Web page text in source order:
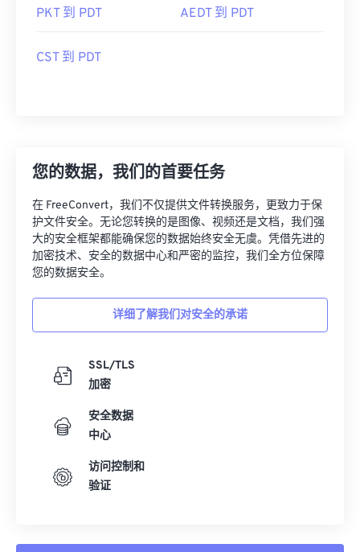
PKT 到 PDT AEDT 到 PDT
CST 到 PDT
您的数据，我们的首要任务
在 FreeConvert，我们不仅提供文件转换服务，更致力于保
护文件安全。无论您转换的是图像、视频还是文档，我们强
大的安全框架都能确保您的数据始终安全无虞。凭借先进的
加密技术、安全的数据中心和严密的监控，我们全方位保障
您的数据安全。
详细了解我们对安全的承诺
SSL/TLS
加密
安全数据
中心
访问控制和
验证